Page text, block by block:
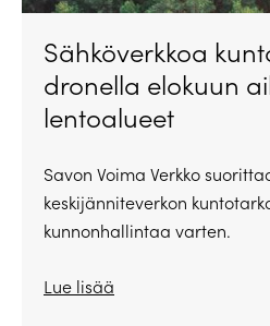
Sähköverkkoa
dronella elokuun
lentoalueet
Savon Voima Verkko
keskijänniteverkon
kunnonhallintaa varten.
Lue lisää